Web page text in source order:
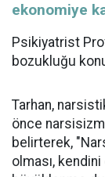
ekonomiye
Psikiyatrist
bozukluğu
Tarhan,
önce
belirterek,
olması,